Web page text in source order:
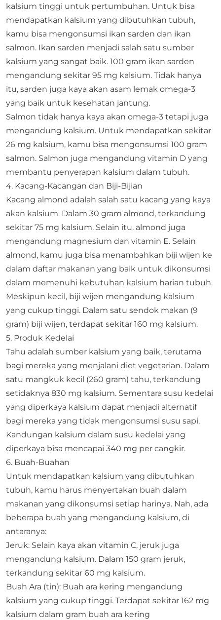
kalsium tinggi untuk pertumbuhan. Untuk bisa
mendapatkan kalsium yang dibutuhkan tubuh,
kamu bisa mengonsumsi ikan sarden dan ikan
salmon. Ikan sarden menjadi salah satu sumber
kalsium yang sangat baik. 100 gram ikan sarden
mengandung sekitar 95 mg kalsium. Tidak hanya
itu, sarden juga kaya akan asam lemak omega-3
yang baik untuk kesehatan jantung.​
Salmon tidak hanya kaya akan omega-3 tetapi juga
mengandung kalsium. Untuk mendapatkan sekitar
26 mg kalsium, kamu bisa mengonsumsi 100 gram
salmon. Salmon juga mengandung vitamin D yang
membantu penyerapan kalsium dalam tubuh.​
4. Kacang-Kacangan dan Biji-Bijian
Kacang almond adalah salah satu kacang yang kaya
akan kalsium. Dalam 30 gram almond, terkandung
sekitar 75 mg kalsium. Selain itu, almond juga
mengandung magnesium dan vitamin E.​ Selain
almond, kamu juga bisa menambahkan biji wijen ke
dalam daftar makanan yang baik untuk dikonsumsi
dalam memenuhi kebutuhan kalsium harian tubuh.
Meskipun kecil, biji wijen mengandung kalsium
yang cukup tinggi. Dalam satu sendok makan (9
gram) biji wijen, terdapat sekitar 160 mg kalsium.​
5. Produk Kedelai
Tahu adalah sumber kalsium yang baik, terutama
bagi mereka yang menjalani diet vegetarian. Dalam
satu mangkuk kecil (260 gram) tahu, terkandung
setidaknya 830 mg kalsium.​ Sementara susu kedelai
yang diperkaya kalsium dapat menjadi alternatif
bagi mereka yang tidak mengonsumsi susu sapi.
Kandungan kalsium dalam susu kedelai yang
diperkaya bisa mencapai 340 mg per cangkir.​
6. Buah-Buahan
Untuk mendapatkan kalsium yang dibutuhkan
tubuh, kamu harus menyertakan buah dalam
makanan yang dikonsumsi setiap harinya. Nah, ada
beberapa buah yang mengandung kalsium, di
antaranya:
Jeruk: Selain kaya akan vitamin C, jeruk juga
mengandung kalsium. Dalam 150 gram jeruk,
terkandung sekitar 60 mg kalsium.​
Buah Ara (tin): Buah ara kering mengandung
kalsium yang cukup tinggi. Terdapat sekitar 162 mg
kalsium dalam gram buah ara kering